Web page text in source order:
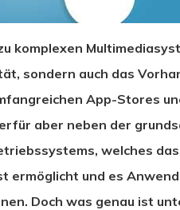
komplexen
sondern auch das
App-Stores
aber neben der
welches
ermöglicht und es
Doch was genau ist